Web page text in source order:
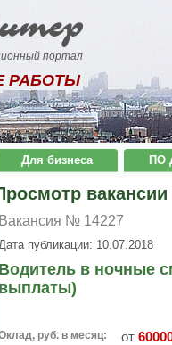
портал
РАБОТЫ
Для бизнеса ПО
вакансии
Вакансия № 14227
публикации: 10.07.2018
Водитель в ночные
выплаты)
руб. в месяц: от